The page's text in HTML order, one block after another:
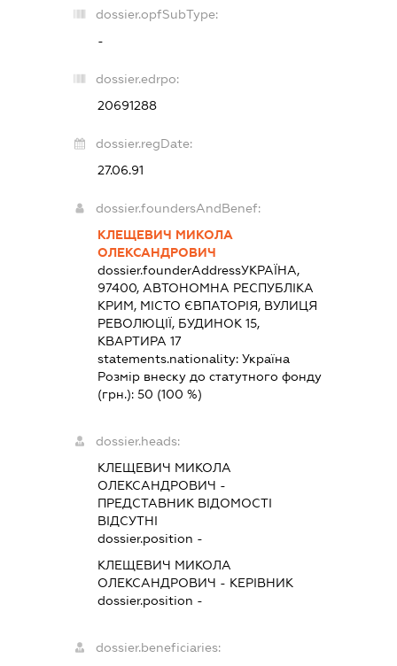
dossier.opfSubType:
-
dossier.edrpo:
20691288
dossier.regDate:
27.06.91
dossier.foundersAndBenef:
КЛЕЩЕВИЧ МИКОЛА
ОЛЕКСАНДРОВИЧ
dossier.founderAddressУКРАЇНА,
97400, АВТОНОМНА РЕСПУБЛІКА
КРИМ, МІСТО ЄВПАТОРІЯ, ВУЛИЦЯ
РЕВОЛЮЦІЇ, БУДИНОК 15,
КВАРТИРА 17
statements.nationality:Україна
Розмір внеску до статутного фонду
(грн.):50 (100 %)
dossier.heads:
КЛЕЩЕВИЧ МИКОЛА
ОЛЕКСАНДРОВИЧ -
ПРЕДСТАВНИК ВІДОМОСТІ
ВІДСУТНІ
dossier.position -
КЛЕЩЕВИЧ МИКОЛА
ОЛЕКСАНДРОВИЧ - КЕРІВНИК
dossier.position -
dossier.beneficiaries: